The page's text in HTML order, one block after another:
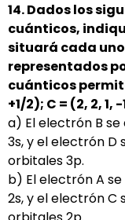
14. Dados los
cuánticos,
situará cada
representados
cuánticos
+1/2); C = (2, 2, 1,
a) El electrón B
3s, y el electrón D
orbitales 3p.
b) El electrón A
2s, y el electrón C